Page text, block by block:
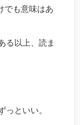
でも意味はあ
る以上、読ま
といい。